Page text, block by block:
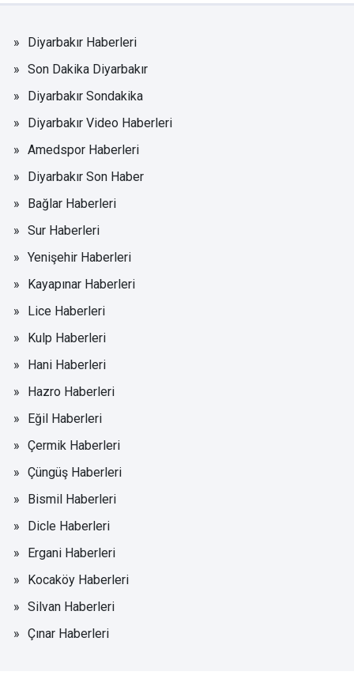
Diyarbakır Haberleri
Son Dakika Diyarbakır
Diyarbakır Sondakika
Diyarbakır Video Haberleri
Amedspor Haberleri
Diyarbakır Son Haber
Bağlar Haberleri
Sur Haberleri
Yenişehir Haberleri
Kayapınar Haberleri
Lice Haberleri
Kulp Haberleri
Hani Haberleri
Hazro Haberleri
Eğil Haberleri
Çermik Haberleri
Çüngüş Haberleri
Bismil Haberleri
Dicle Haberleri
Ergani Haberleri
Kocaköy Haberleri
Silvan Haberleri
Çınar Haberleri